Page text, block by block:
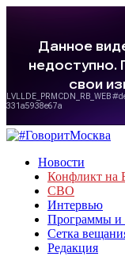
Новости
Конфликт на
СВО
Интервью
Программы и
Сетка
Редакция